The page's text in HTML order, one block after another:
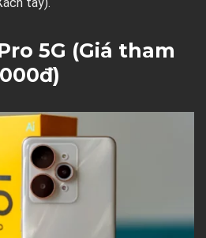
5G (Giá tham